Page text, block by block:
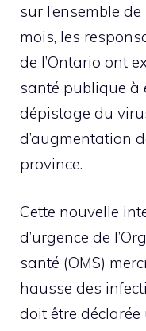
sur l’ensemble
mois, les
de l’Ontario ont
santé publique à
dépistage du
d’augmentation
province.
Cette nouvelle
d’urgence de
santé (OMS)
hausse des
doit être